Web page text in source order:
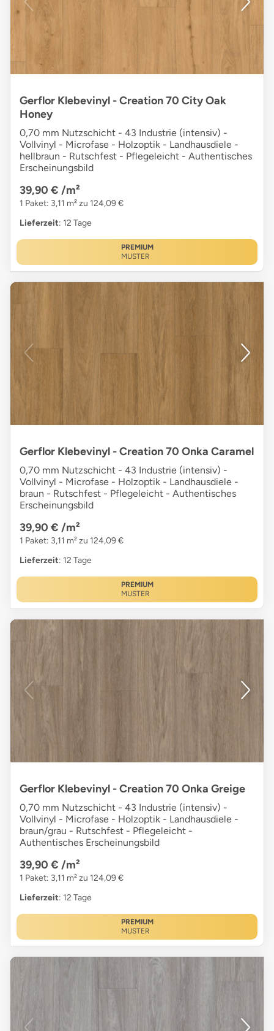
Gerflor Klebevinyl - Creation 70 City Oak
Honey
0,70 mm Nutzschicht - 43 Industrie (intensiv) -
Vollvinyl - Microfase - Holzoptik - Landhausdiele -
hellbraun - Rutschfest - Pflegeleicht - Authentisches
Erscheinungsbild
39,90 € /m²
1 Paket: 3,11 m² zu 124,09 €
Lieferzeit: 12 Tage
PREMIUM
MUSTER
Gerflor Klebevinyl - Creation 70 Onka Caramel
0,70 mm Nutzschicht - 43 Industrie (intensiv) -
Vollvinyl - Microfase - Holzoptik - Landhausdiele -
braun - Rutschfest - Pflegeleicht - Authentisches
Erscheinungsbild
39,90 € /m²
1 Paket: 3,11 m² zu 124,09 €
Lieferzeit: 12 Tage
PREMIUM
MUSTER
Gerflor Klebevinyl - Creation 70 Onka Greige
0,70 mm Nutzschicht - 43 Industrie (intensiv) -
Vollvinyl - Microfase - Holzoptik - Landhausdiele -
braun/grau - Rutschfest - Pflegeleicht -
Authentisches Erscheinungsbild
39,90 € /m²
1 Paket: 3,11 m² zu 124,09 €
Lieferzeit: 12 Tage
PREMIUM
MUSTER